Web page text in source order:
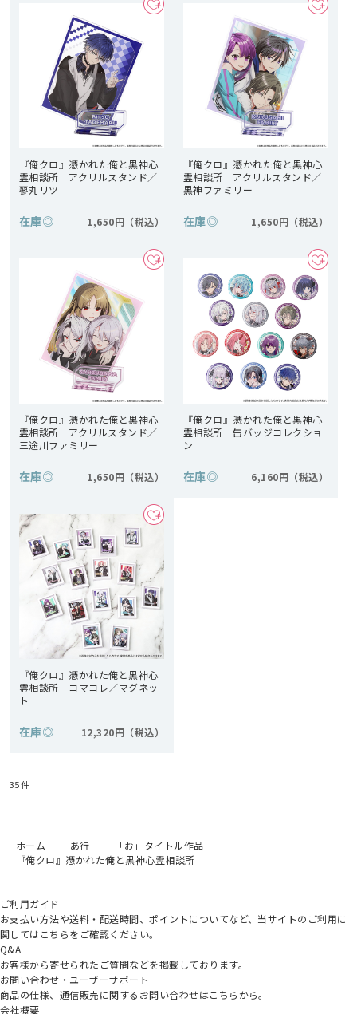
『俺クロ』憑かれた俺と黒神心
霊相談所 アクリルスタンド／
蓼丸リツ
在庫◎ 1,650円
『俺クロ』憑かれた俺と黒神心
霊相談所 アクリルスタンド／
黒神ファミリー
在庫◎ 1,650円
『俺クロ』憑かれた俺と黒神心
霊相談所 アクリルスタンド／
三途川ファミリー
在庫◎ 1,650円
『俺クロ』憑かれた俺と黒神心
霊相談所 缶バッジコレクショ
ン
在庫◎ 6,160円
『俺クロ』憑かれた俺と黒神心
霊相談所 コマコレ／マグネッ
ト
在庫◎ 12,320円
35件
ホーム あ行
「お」タイトル作品
『俺クロ』憑かれた俺と黒神心霊相談所
ご利用ガイド
お支払い方法や送料・配送時間、ポイントについてなど、当サイトのご利用に
関してはこちらをご確認ください。
Q&A
お客様から寄せられたご質問などを掲載しております。
お問い合わせ・ユーザーサポート
商品の仕様、通信販売に関するお問い合わせはこちらから。
会社概要